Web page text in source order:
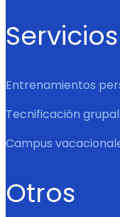
Servicios
Entrenamientos
Tecnificación grupal
Campus
Otros